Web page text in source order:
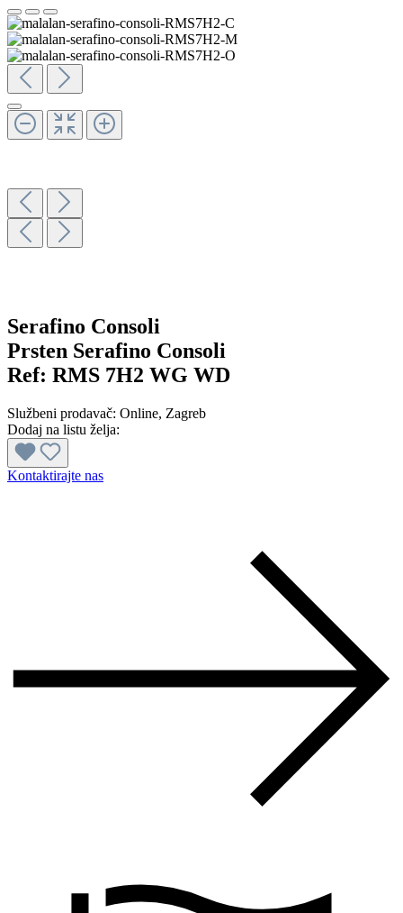
Serafino Consoli
Prsten Serafino Consoli
Ref: RMS 7H2 WG WD
Službeni prodavač: Online, Zagreb
Dodaj na listu želja:
Kontaktirajte nas